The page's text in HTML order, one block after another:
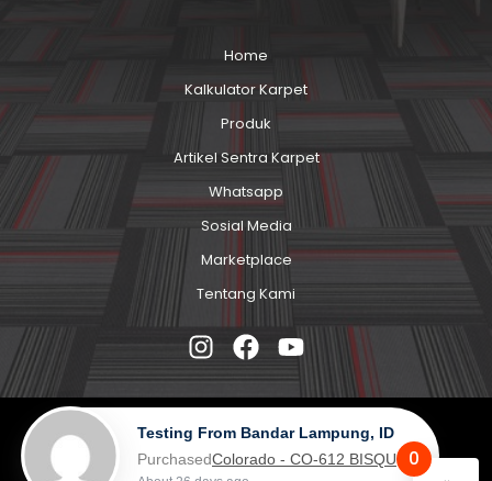
Home
Kalkulator Karpet
Produk
Artikel Sentra Karpet
Whatsapp
Sosial Media
Marketplace
Tentang Kami
Testing From Bandar Lampung, ID
Colorado - CO-612 BISQUE BEIGE0